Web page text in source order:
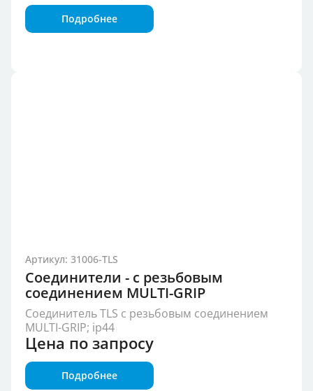
Подробнее
Артикул: 31006-TLS
Соединители - с резьбовым
соединением MULTI-GRIP
Соединитель TLS с резьбовым соединением
MULTI-GRIP; ip44
Цена по запросу
Подробнее